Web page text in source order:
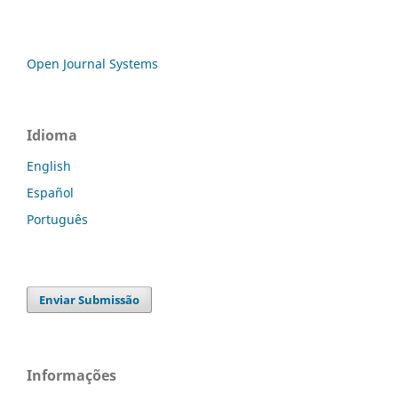
Open Journal Systems
Idioma
English
Español
Português
Enviar Submissão
Informações